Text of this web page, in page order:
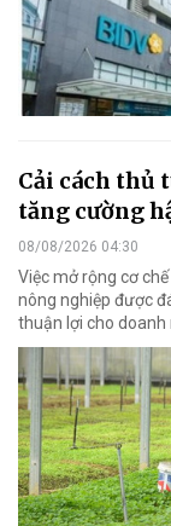
Cải cách thủ
tăng cường
08/08/2026 04:30
Việc mở rộng cơ
nông nghiệp được
thuận lợi cho doanh